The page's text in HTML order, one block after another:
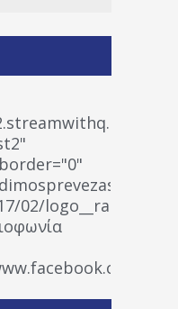
wp-
02/